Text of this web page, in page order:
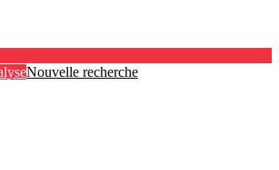
Nouvelle recherche